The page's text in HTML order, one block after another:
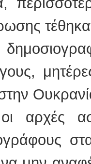
αρχές